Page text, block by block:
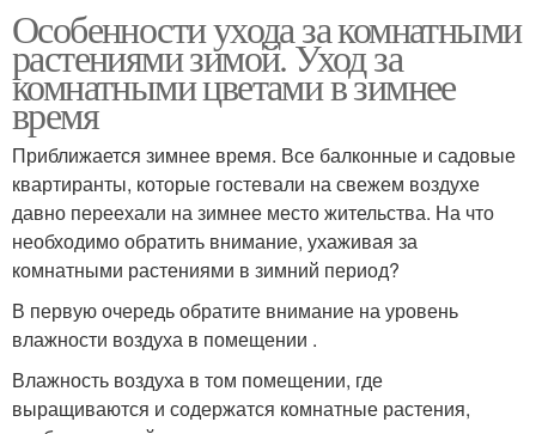
Особенности ухода за комнатными
растениями зимой. Уход за
комнатными цветами в зимнее
время
Приближается зимнее время. Все балконные и садовые
квартиранты, которые гостевали на свежем воздухе
давно переехали на зимнее место жительства. На что
необходимо обратить внимание, ухаживая за
комнатными растениями в зимний период?
В первую очередь обратите внимание на уровень
влажности воздуха в помещении .
Влажность воздуха в том помещении, где
выращиваются и содержатся комнатные растения,